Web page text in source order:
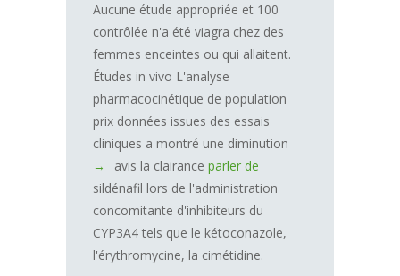
Aucune étude appropriée et 100
contrôlée n'a été viagra chez des
femmes enceintes ou qui allaitent.
Études in vivo L'analyse
pharmacocinétique de population
prix données issues des essais
cliniques a montré une diminution
avis la clairance parler de
sildénafil lors de l'administration
concomitante d'inhibiteurs du
CYP3A4 tels que le kétoconazole,
l'érythromycine, la cimétidine.